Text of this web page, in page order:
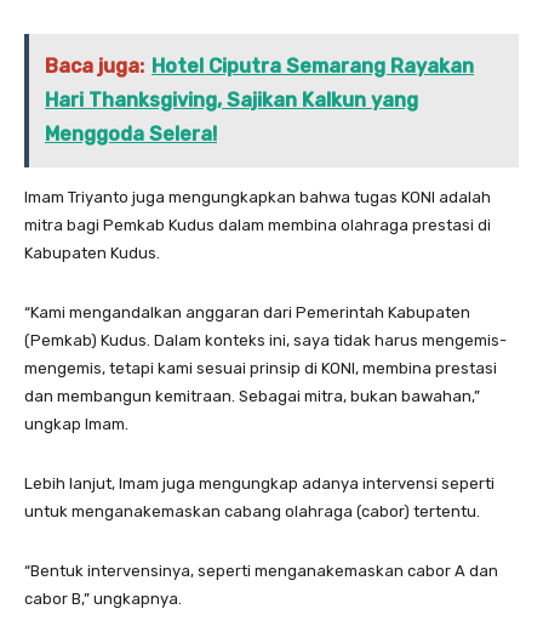
Baca juga: Hotel Ciputra Semarang Rayakan
Hari Thanksgiving, Sajikan Kalkun yang
Menggoda Selera!
Imam Triyanto juga mengungkapkan bahwa tugas KONI adalah
mitra bagi Pemkab Kudus dalam membina olahraga prestasi di
Kabupaten Kudus.
“Kami mengandalkan anggaran dari Pemerintah Kabupaten
(Pemkab) Kudus. Dalam konteks ini, saya tidak harus mengemis-
mengemis, tetapi kami sesuai prinsip di KONI, membina prestasi
dan membangun kemitraan. Sebagai mitra, bukan bawahan,”
ungkap Imam.
Lebih lanjut, Imam juga mengungkap adanya intervensi seperti
untuk menganakemaskan cabang olahraga (cabor) tertentu.
“Bentuk intervensinya, seperti menganakemaskan cabor A dan
cabor B,” ungkapnya.